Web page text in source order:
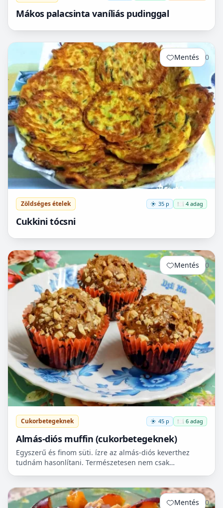
Mákos palacsinta vaníliás pudinggal
Mentés 0
Zöldséges ételek 35 p 🍽️ 4 adag
Cukkini tócsni
Mentés 0
Cukorbetegeknek 45 p 🍽️ 6 adag
Almás-diós muffin (cukorbetegeknek)
Egyszerű és finom süti. ízre az almás-diós keverthez
tudnám hasonlítani. Természetesen nem csak
Mentés 0